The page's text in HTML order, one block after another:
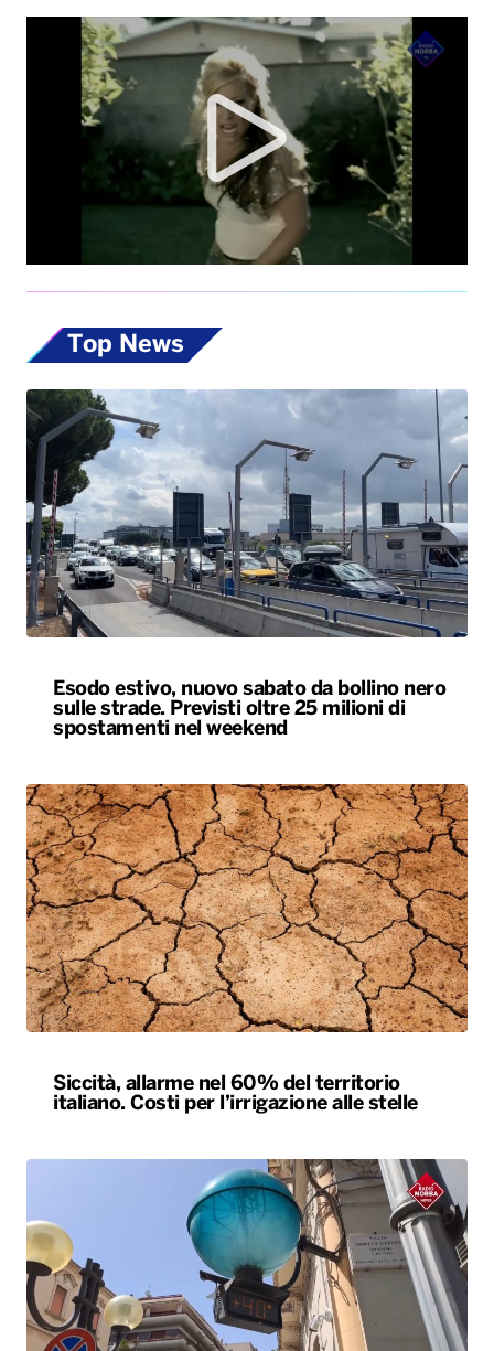
Top News
Esodo estivo, nuovo sabato da bollino nero
sulle strade. Previsti oltre 25 milioni di
spostamenti nel weekend
Siccità, allarme nel 60% del territorio
italiano. Costi per l’irrigazione alle stelle